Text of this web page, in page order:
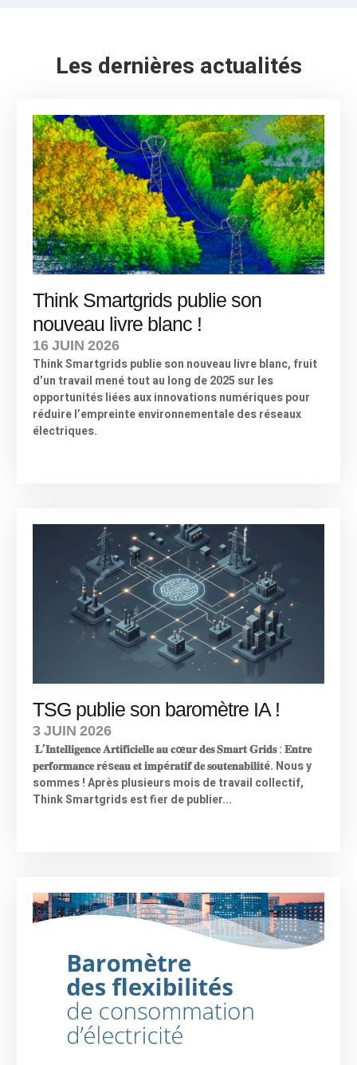
Les dernières actualités
Think Smartgrids publie son
nouveau livre blanc !
16 JUIN 2026
Think Smartgrids publie son nouveau livre blanc, fruit
d’un travail mené tout au long de 2025 sur les
opportunités liées aux innovations numériques pour
réduire l’empreinte environnementale des réseaux
électriques.
TSG publie son baromètre IA !
3 JUIN 2026
𝐋’𝐈𝐧𝐭𝐞𝐥𝐥𝐢𝐠𝐞𝐧𝐜𝐞 𝐀𝐫𝐭𝐢𝐟𝐢𝐜𝐢𝐞𝐥𝐥𝐞 𝐚𝐮 𝐜œ𝐮𝐫 𝐝𝐞𝐬 𝐒𝐦𝐚𝐫𝐭 𝐆𝐫𝐢𝐝𝐬 : 𝐄𝐧𝐭𝐫𝐞
𝐩𝐞𝐫𝐟𝐨𝐫𝐦𝐚𝐧𝐜𝐞 𝐫és𝐞𝐚𝐮 𝐞𝐭 𝐢𝐦𝐩é𝐫𝐚𝐭𝐢𝐟 𝐝𝐞 𝐬𝐨𝐮𝐭𝐞𝐧𝐚𝐛𝐢𝐥𝐢𝐭é. Nous y
sommes ! Après plusieurs mois de travail collectif,
Think Smartgrids est fier de publier...